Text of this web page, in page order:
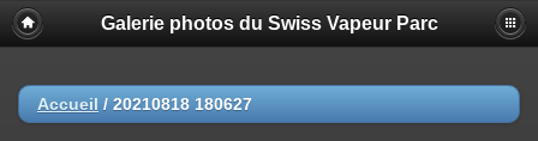
Galerie photos du Swiss Vapeur Parc
Accueil / 20210818 180627